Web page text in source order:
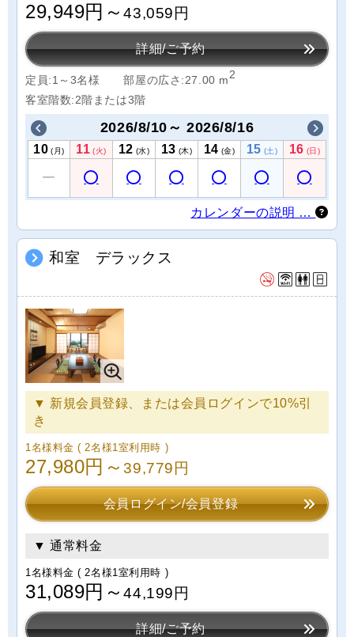
29,949円～43,059円
詳細/ご予約
定員:1～3名様 部屋の広さ:27.00 m2
客室階数:2階または3階
2026/8/10～ 2026/8/16
10 (月) 11 (火) 12 (水) 13 (木) 14 (金) 15 (土) 16 (日)
カレンダーの説明 …
和室 デラックス
▼ 新規会員登録、または会員ログインで10%引
き
1名様料金( 2名様1室利用時 )
27,980円～39,779円
会員ログイン/会員登録
▼ 通常料金
1名様料金( 2名様1室利用時 )
31,089円～44,199円
詳細/ご予約